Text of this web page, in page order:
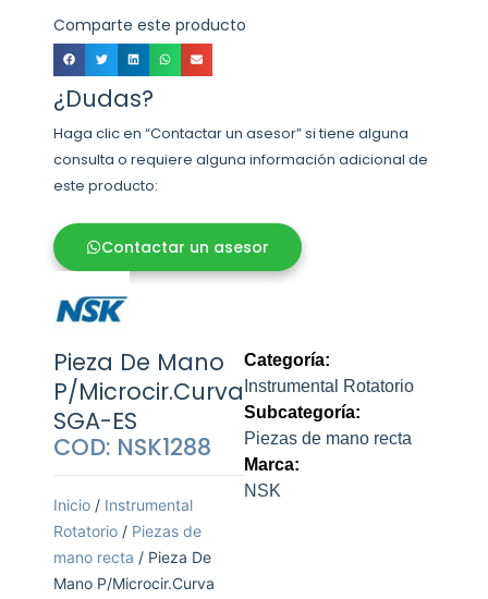
Comparte este producto
¿Dudas?
Haga clic en “Contactar un asesor” si tiene alguna
consulta o requiere alguna información adicional de
este producto:
Contactar un asesor
Pieza De Mano
P/Microcir.Curva
SGA-ES
COD: NSK1288
Inicio / Instrumental
Rotatorio / Piezas de
mano recta / Pieza De
Mano P/Microcir.Curva
Categoría:
Instrumental Rotatorio
Subcategoría:
Piezas de mano recta
Marca:
NSK